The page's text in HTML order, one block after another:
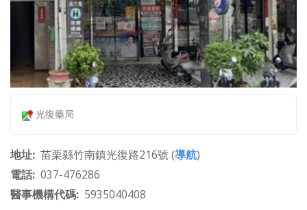
光復藥局
地址 苗栗縣竹南鎮光復路216號 (導航)
電話 037-476286
醫事機構代碼 5935040408